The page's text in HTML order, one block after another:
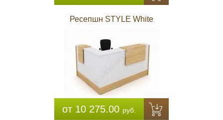
Ресепшн STYLE White
от 10 275.00 руб.